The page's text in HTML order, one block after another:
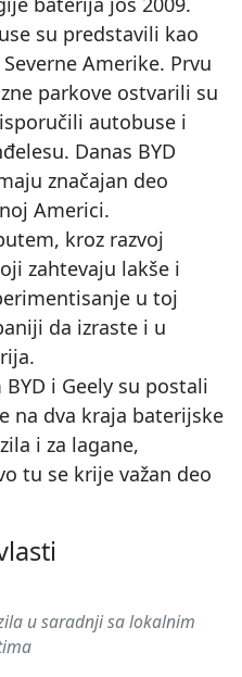
su predstavili kao
Amerike. Prvu
parkove ostvarili su
autobuse i
Danas BYD
značajan deo
Americi.
kroz razvoj
zahtevaju lakše i
u toj
da izraste i u
i Geely su postali
na dva kraja baterijske
i za lagane,
tu se krije važan deo
u saradnji sa lokalnim